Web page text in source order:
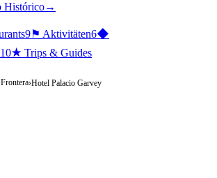
Histórico→
9⚑ Aktivitäten6◆
10★ Trips & Guides
›Hotel Palacio Garvey